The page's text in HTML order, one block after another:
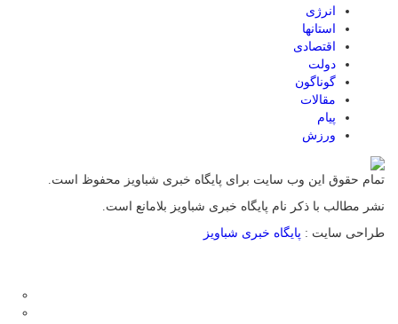
انرژی
استانها
اقتصادی
دولت
گوناگون
مقالات
پیام
ورزش
تمام حقوق این وب سایت برای پایگاه خبری شباویز محفوظ است.
نشر مطالب با ذکر نام پایگاه خبری شباویز بلامانع است.
طراحی سایت : پایگاه خبری شباویز